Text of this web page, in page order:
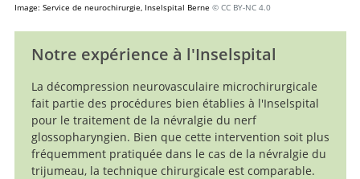
Image: Service de neurochirurgie, Inselspital Berne © CC BY-NC 4.0
Notre expérience à l'Inselspital
La décompression neurovasculaire microchirurgicale
fait partie des procédures bien établies à l'Inselspital
pour le traitement de la névralgie du nerf
glossopharyngien. Bien que cette intervention soit plus
fréquemment pratiquée dans le cas de la névralgie du
trijumeau, la technique chirurgicale est comparable.